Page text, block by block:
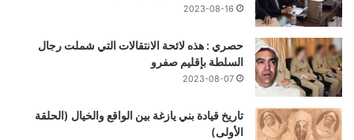
2023-08-16
حصري : هذه لائحة الانتقالات التي شملت رجال
السلطة بإقليم صفرو
2023-08-07
تاريخ قيادة بني يازغة بين الواقع والخيال (الحلقة
الأولى)